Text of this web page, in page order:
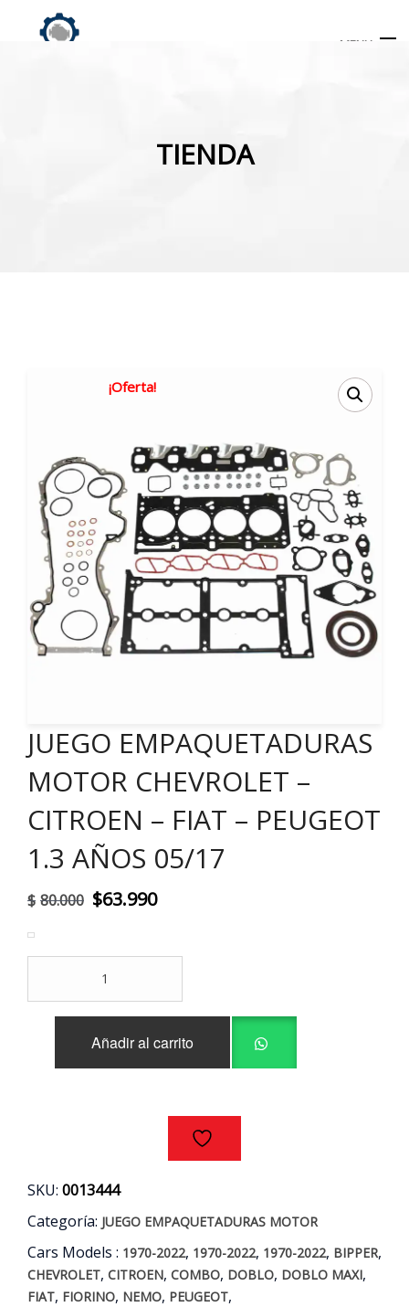
MENU
TIENDA
¡Oferta!
JUEGO EMPAQUETADURAS
MOTOR CHEVROLET –
CITROEN – FIAT – PEUGEOT
1.3 AÑOS 05/17
$ 80.000 El
original
era:
$80.000.
$63.990El
actual
$63.990.
EMPAQUETADURAS
MOTOR
CHEVROLET
05/17
cantidad
Añadir al carrito
SKU: 0013444
Categoría: JUEGO EMPAQUETADURAS MOTOR
Cars Models : 1970-2022, 1970-2022, 1970-2022, BIPPER,
CHEVROLET, CITROEN, COMBO, DOBLO, DOBLO MAXI,
FIAT, FIORINO, NEMO, PEUGEOT,